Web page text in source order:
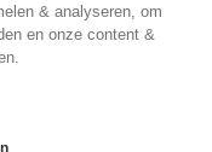
& analyseren, om
en onze content &